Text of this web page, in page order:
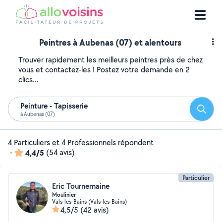
Peintres à Aubenas (07) et alentours
Trouver rapidement les meilleurs peintres près de chez
vous et contactez-les ! Postez votre demande en 2
clics...
Peinture - Tapisserie
à Aubenas (07)
4 Particuliers et 4 Professionnels répondent
-
4,4/5 (54 avis)
Particulier
Eric Tournemaine
Moulinier
Vals-les-Bains (Vals-les-Bains)
4,5/5 (42 avis)